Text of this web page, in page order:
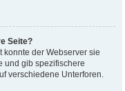
Seite?
konnte der Webserver sie
und gib spezifischere
verschiedene Unterforen.